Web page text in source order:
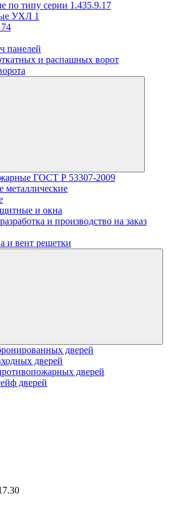
по типу серии 1.435.9.17
УХЛ 1
панелей
и распашных ворот
ГОСТ Р 53307-2009
и окна
и производство на заказ
и вент решетки
дверей
дверей
дверей
дверей